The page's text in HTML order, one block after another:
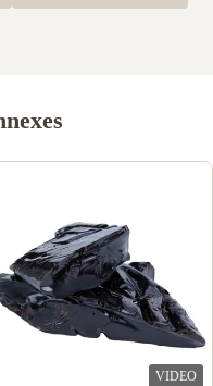
100%
is very high, I will
VIDEO